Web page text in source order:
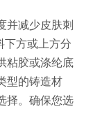
并减少皮肤刺
方或上方分
粘胶或涤纶底
型的铸造材
择。确保您选